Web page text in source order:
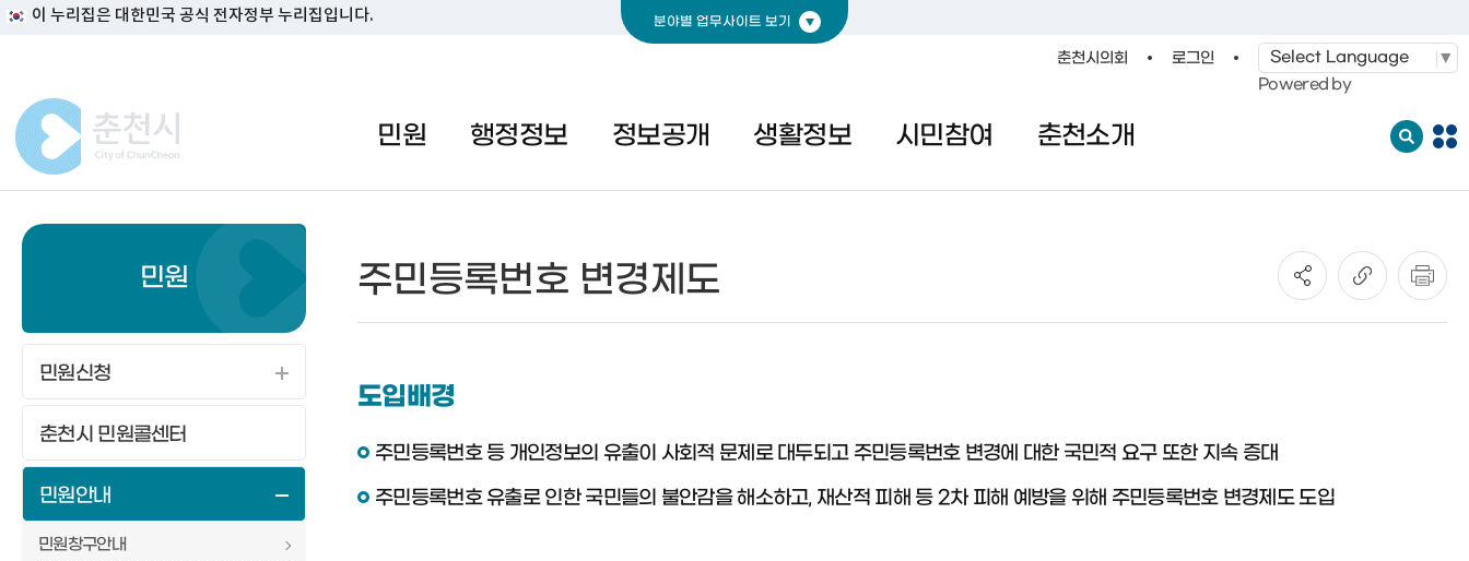
관광 춘천시청
분야별 업무사이트 보기
이 누리집은 대한민국 공식 전자정부 누리집입니다.
춘천시의회
로그인
Powered by
민원 행정정보 정보공개 생활정보 시민참여 춘천소개
전
민원
민원신청
춘천시 민원콜센터
민원안내
민원창구안내
주민등록번호 변경제도
도입배경
주민등록번호 등 개인정보의 유출이 사회적 문제로 대두되고 주민등록번호 변경에 대한 국민적 요구 또한 지속 증대
주민등록번호 유출로 인한 국민들의 불안감을 해소하고, 재산적 피해 등 2차 피해 예방을 위해 주민등록번호 변경제도 도입